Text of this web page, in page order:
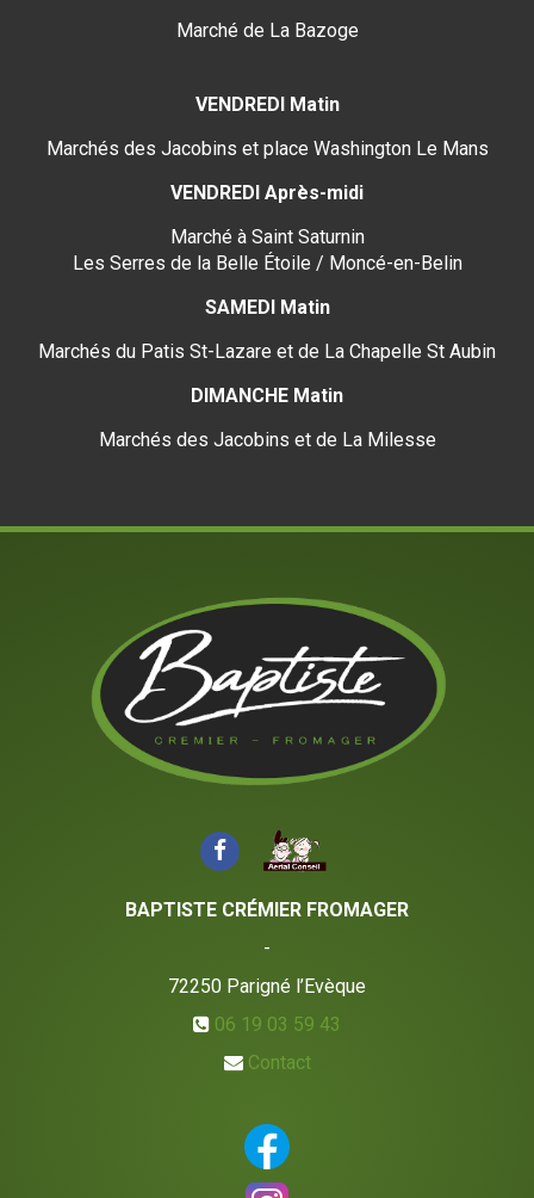
Marché de La Bazoge
VENDREDI Matin
Marchés des Jacobins et place Washington Le Mans
VENDREDI Après-midi
Marché à Saint Saturnin
Les Serres de la Belle Étoile / Moncé-en-Belin
SAMEDI Matin
Marchés du Patis St-Lazare et de La Chapelle St Aubin
DIMANCHE Matin
Marchés des Jacobins et de La Milesse
BAPTISTE CRÉMIER FROMAGER
-
72250 Parigné l’Evèque
06 19 03 59 43
Contact